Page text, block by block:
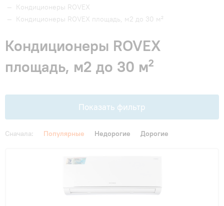
Доставка и оплата
Гарантия и сервис
Контакты
— Кондиционеры ROVEX
— Кондиционеры ROVEX площадь, м2 до 30 м²
Кондиционеры ROVEX
площадь, м2 до 30 м²
Показать фильтр
Сначала: Популярные Недорогие Дорогие